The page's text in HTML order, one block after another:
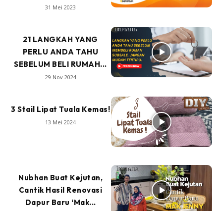
31 Mei 2023
21 LANGKAH YANG
PERLU ANDA TAHU
SEBELUM BELI RUMAH...
29 Nov 2024
3 Stail Lipat Tuala Kemas!
13 Mei 2024
Nubhan Buat Kejutan,
Cantik Hasil Renovasi
Dapur Baru ‘Mak...